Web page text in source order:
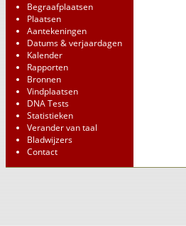
Begraafplaatsen
Plaatsen
Aantekeningen
Datums & verjaardagen
Kalender
Rapporten
Bronnen
Vindplaatsen
DNA Tests
Statistieken
Verander van taal
Bladwijzers
Contact